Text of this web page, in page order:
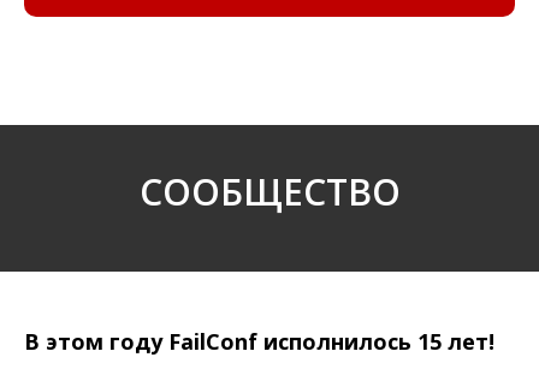
СООБЩЕСТВО
В этом году FailConf исполнилось 15 лет!